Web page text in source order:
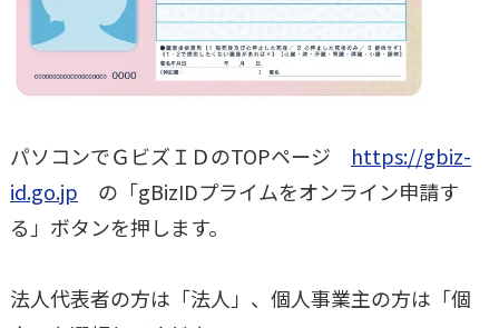
パソコンでＧビズＩＤのTOPページ https://gbiz-
id.go.jp の「gBizIDプライムをオンライン申請す
る」ボタンを押します。
法人代表者の方は「法人」、個人事業主の方は「個